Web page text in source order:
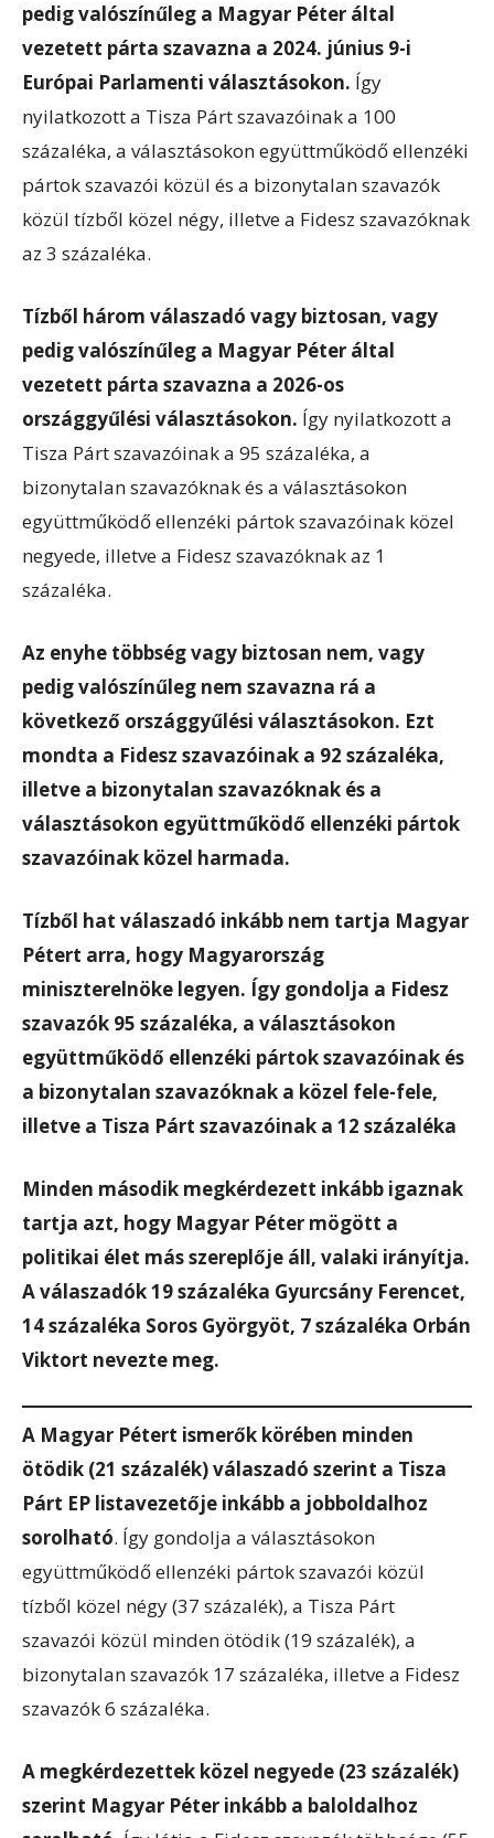
pedig valószínűleg a Magyar Péter által
vezetett párta szavazna a 2024. június 9-i
Európai Parlamenti választásokon. Így
nyilatkozott a Tisza Párt szavazóinak a 100
százaléka, a választásokon együttműködő ellenzéki
pártok szavazói közül és a bizonytalan szavazók
közül tízből közel négy, illetve a Fidesz szavazóknak
az 3 százaléka.
Tízből három válaszadó vagy biztosan, vagy
pedig valószínűleg a Magyar Péter által
vezetett párta szavazna a 2026-os
országgyűlési választásokon. Így nyilatkozott a
Tisza Párt szavazóinak a 95 százaléka, a
bizonytalan szavazóknak és a választásokon
együttműködő ellenzéki pártok szavazóinak közel
negyede, illetve a Fidesz szavazóknak az 1
százaléka.
Az enyhe többség vagy biztosan nem, vagy
pedig valószínűleg nem szavazna rá a
következő országgyűlési választásokon. Ezt
mondta a Fidesz szavazóinak a 92 százaléka,
illetve a bizonytalan szavazóknak és a
választásokon együttműködő ellenzéki pártok
szavazóinak közel harmada.
Tízből hat válaszadó inkább nem tartja Magyar
Pétert arra, hogy Magyarország
miniszterelnöke legyen. Így gondolja a Fidesz
szavazók 95 százaléka, a választásokon
együttműködő ellenzéki pártok szavazóinak és
a bizonytalan szavazóknak a közel fele-fele,
illetve a Tisza Párt szavazóinak a 12 százaléka
Minden második megkérdezett inkább igaznak
tartja azt, hogy Magyar Péter mögött a
politikai élet más szereplője áll, valaki irányítja.
A válaszadók 19 százaléka Gyurcsány Ferencet,
14 százaléka Soros Györgyöt, 7 százaléka Orbán
Viktort nevezte meg.
A Magyar Pétert ismerők körében minden
ötödik (21 százalék) válaszadó szerint a Tisza
Párt EP listavezetője inkább a jobboldalhoz
sorolható. Így gondolja a választásokon
együttműködő ellenzéki pártok szavazói közül
tízből közel négy (37 százalék), a Tisza Párt
szavazói közül minden ötödik (19 százalék), a
bizonytalan szavazók 17 százaléka, illetve a Fidesz
szavazók 6 százaléka.
A megkérdezettek közel negyede (23 százalék)
szerint Magyar Péter inkább a baloldalhoz